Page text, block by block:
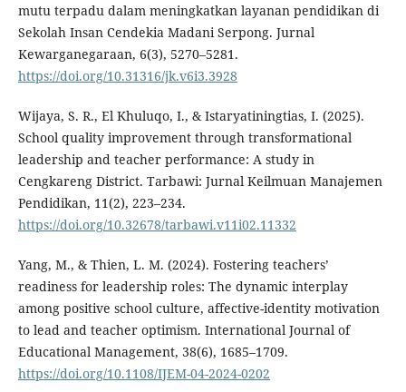
mutu terpadu dalam meningkatkan layanan pendidikan di
Sekolah Insan Cendekia Madani Serpong. Jurnal
Kewarganegaraan, 6(3), 5270–5281.
https://doi.org/10.31316/jk.v6i3.3928
Wijaya, S. R., El Khuluqo, I., & Istaryatiningtias, I. (2025).
School quality improvement through transformational
leadership and teacher performance: A study in
Cengkareng District. Tarbawi: Jurnal Keilmuan Manajemen
Pendidikan, 11(2), 223–234.
https://doi.org/10.32678/tarbawi.v11i02.11332
Yang, M., & Thien, L. M. (2024). Fostering teachers’
readiness for leadership roles: The dynamic interplay
among positive school culture, affective-identity motivation
to lead and teacher optimism. International Journal of
Educational Management, 38(6), 1685–1709.
https://doi.org/10.1108/IJEM-04-2024-0202